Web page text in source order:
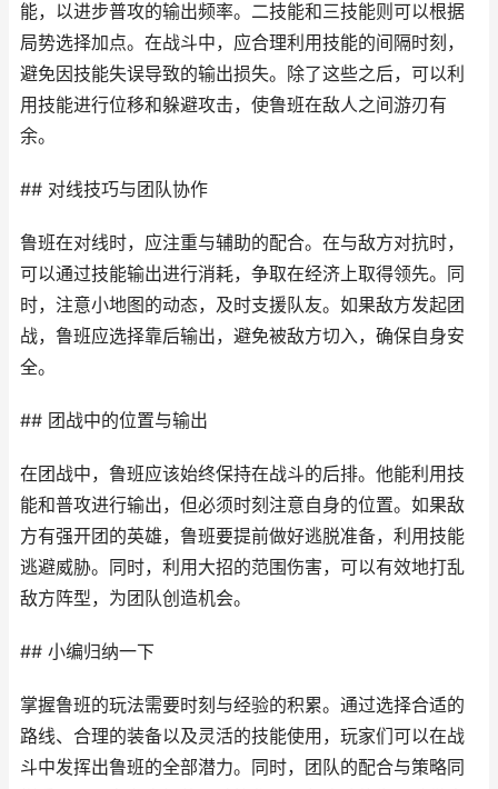
能，以进步普攻的输出频率。二技能和三技能则可以根据
局势选择加点。在战斗中，应合理利用技能的间隔时刻，
避免因技能失误导致的输出损失。除了这些之后，可以利
用技能进行位移和躲避攻击，使鲁班在敌人之间游刃有
余。
## 对线技巧与团队协作
鲁班在对线时，应注重与辅助的配合。在与敌方对抗时，
可以通过技能输出进行消耗，争取在经济上取得领先。同
时，注意小地图的动态，及时支援队友。如果敌方发起团
战，鲁班应选择靠后输出，避免被敌方切入，确保自身安
全。
## 团战中的位置与输出
在团战中，鲁班应该始终保持在战斗的后排。他能利用技
能和普攻进行输出，但必须时刻注意自身的位置。如果敌
方有强开团的英雄，鲁班要提前做好逃脱准备，利用技能
逃避威胁。同时，利用大招的范围伤害，可以有效地打乱
敌方阵型，为团队创造机会。
## 小编归纳一下
掌握鲁班的玩法需要时刻与经验的积累。通过选择合适的
路线、合理的装备以及灵活的技能使用，玩家们可以在战
斗中发挥出鲁班的全部潜力。同时，团队的配合与策略同